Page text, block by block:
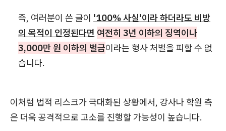
즉, 여러분이 쓴 글이 '100% 사실'이라 하더라도 비방
의 목적이 인정된다면 여전히 3년 이하의 징역이나
3,000만 원 이하의 벌금이라는 형사 처벌을 피할 수 없
습니다.
이처럼 법적 리스크가 극대화된 상황에서, 강사나 학원 측
은 더욱 공격적으로 고소를 진행할 가능성이 높습니다.